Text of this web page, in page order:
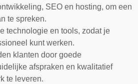
SEO en hosting, om een
te spreken.
technologie en tools, zodat je
kunt werken.
klanten door goede
afspraken en kwalitatief
te leveren.